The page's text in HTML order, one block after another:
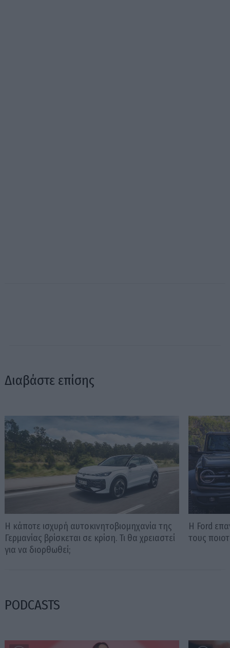
Διαβάστε επίσης
Η κάποτε ισχυρή αυτοκινητοβιομηχανία της
Γερμανίας βρίσκεται σε κρίση. Τι θα χρειαστεί
για να διορθωθεί;
Η Ford
τους
PODCASTS